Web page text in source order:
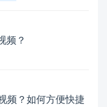
频？
频？如何方便快捷